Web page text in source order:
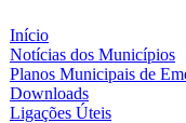
Início
Notícias dos Municípios
Planos Municipais de
Downloads
Ligações Úteis